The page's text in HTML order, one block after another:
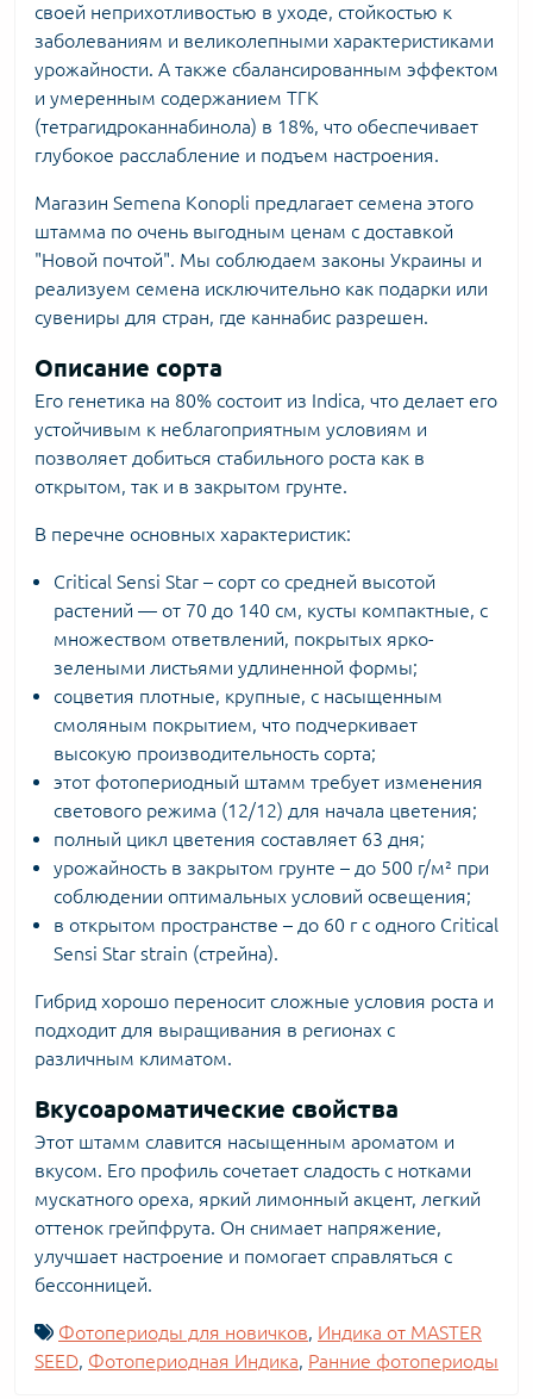
своей неприхотливостью в уходе, стойкостью к
заболеваниям и великолепными характеристиками
урожайности. А также сбалансированным эффектом
и умеренным содержанием ТГК
(тетрагидроканнабинола) в 18%, что обеспечивает
глубокое расслабление и подъем настроения.
Магазин Semena Konopli предлагает семена этого
штамма по очень выгодным ценам с доставкой
"Новой почтой". Мы соблюдаем законы Украины и
реализуем семена исключительно как подарки или
сувениры для стран, где каннабис разрешен.
Описание сорта
Его генетика на 80% состоит из Indica, что делает его
устойчивым к неблагоприятным условиям и
позволяет добиться стабильного роста как в
открытом, так и в закрытом грунте.
В перечне основных характеристик:
Critical Sensi Star – сорт со средней высотой
растений — от 70 до 140 см, кусты компактные, с
множеством ответвлений, покрытых ярко-
зелеными листьями удлиненной формы;
соцветия плотные, крупные, с насыщенным
смоляным покрытием, что подчеркивает
высокую производительность сорта;
этот фотопериодный штамм требует изменения
светового режима (12/12) для начала цветения;
полный цикл цветения составляет 63 дня;
урожайность в закрытом грунте – до 500 г/м² при
соблюдении оптимальных условий освещения;
в открытом пространстве – до 60 г с одного Critical
Sensi Star strain (стрейна).
Гибрид хорошо переносит сложные условия роста и
подходит для выращивания в регионах с
различным климатом.
Вкусоароматические свойства
Этот штамм славится насыщенным ароматом и
вкусом. Его профиль сочетает сладость с нотками
мускатного ореха, яркий лимонный акцент, легкий
оттенок грейпфрута. Он снимает напряжение,
улучшает настроение и помогает справляться с
бессонницей.
Фотопериоды для новичков, Индика от MASTER
SEED, Фотопериодная Индика, Ранние фотопериоды